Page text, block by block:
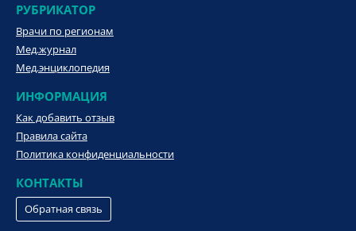
РУБРИКАТОР
Врачи по регионам
Мед.журнал
Мед.энциклопедия
ИНФОРМАЦИЯ
Как добавить отзыв
Правила сайта
Политика конфиденциальности
КОНТАКТЫ
Обратная связь